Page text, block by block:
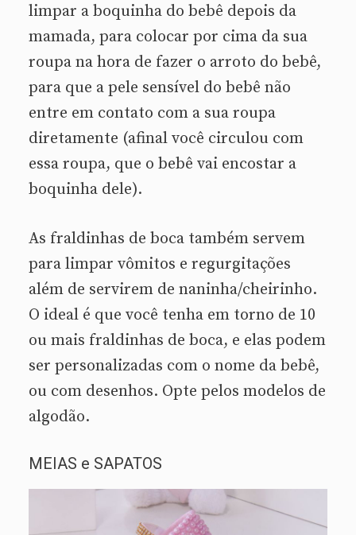
limpar a boquinha do bebê depois da
mamada, para colocar por cima da sua
roupa na hora de fazer o arroto do bebê,
para que a pele sensível do bebê não
entre em contato com a sua roupa
diretamente (afinal você circulou com
essa roupa, que o bebê vai encostar a
boquinha dele).
As fraldinhas de boca também servem
para limpar vômitos e regurgitações
além de servirem de naninha/cheirinho.
O ideal é que você tenha em torno de 10
ou mais fraldinhas de boca, e elas podem
ser personalizadas com o nome da bebê,
ou com desenhos. Opte pelos modelos de
algodão.
MEIAS e SAPATOS